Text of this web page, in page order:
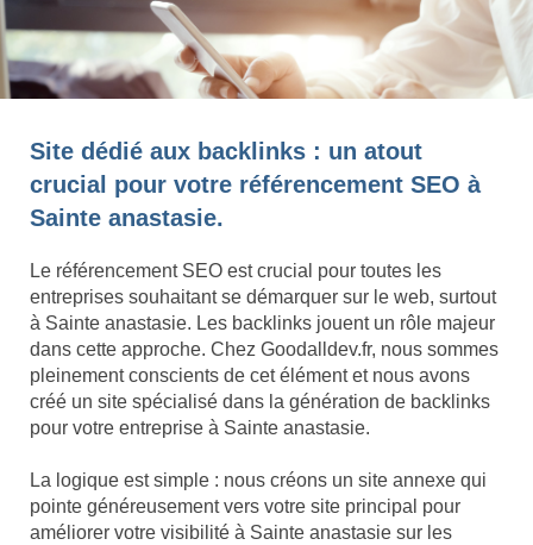
Site dédié aux backlinks : un atout
crucial pour votre référencement SEO à
Sainte anastasie.
Le référencement SEO est crucial pour toutes les
entreprises souhaitant se démarquer sur le web, surtout
à Sainte anastasie. Les backlinks jouent un rôle majeur
dans cette approche. Chez Goodalldev.fr, nous sommes
pleinement conscients de cet élément et nous avons
créé un site spécialisé dans la génération de backlinks
pour votre entreprise à Sainte anastasie.
La logique est simple : nous créons un site annexe qui
pointe généreusement vers votre site principal pour
améliorer votre visibilité à Sainte anastasie sur les